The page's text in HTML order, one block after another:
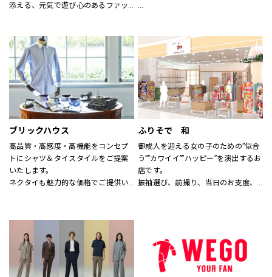
添える、元気で遊び心のあるファッ
れている「アーノルド パーマー」で
す。
※イーアスつくば店ではキッズの取
扱いはございません。
あなたの大切な人と、もっと笑顔に
なれる服を。
心地よさや好感を大切にした
“Good Feeling Wear”で
そんなつながりを、笑顔を、つくり
続けます。
ともに生きよう
ブリックハウス
高品質・高感度・高機能をコンセプ
トにシャツ＆タイスタイルをご提案
いたします。
ネクタイも魅力的な価格でご提供い
いたします。
スタッフにお気軽にお声かけくださ
い。
ふりそで 和
御成人を迎える女の子のための”似合
う””カワイイ””ハッピー”を演出するお
店です。
振袖選び、前撮り、当日のお支度、
あなただけのオンリーワンをお手伝
いします。